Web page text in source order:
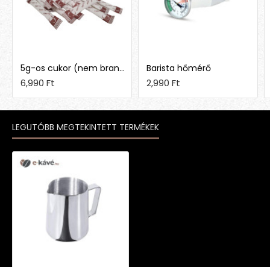
5g-os cukor (nem brandingelt)
6,990 Ft
Barista hőmérő
2,990 Ft
LEGUTÓBB MEGTEKINTETT TERMÉKEK